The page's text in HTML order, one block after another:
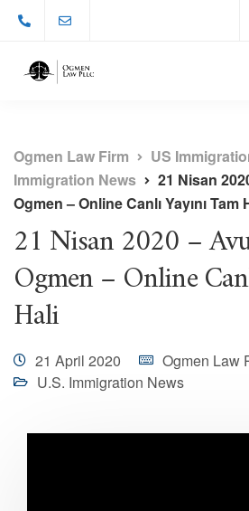
Ogmen Law Firm US
Immigration News
21 Nisan
Ogmen – Online Canlı Yayını Tam
21 Nisan 2020 –
Ogmen – Online
Hali
21 April 2020
Ogmen Law
U.S. Immigration News